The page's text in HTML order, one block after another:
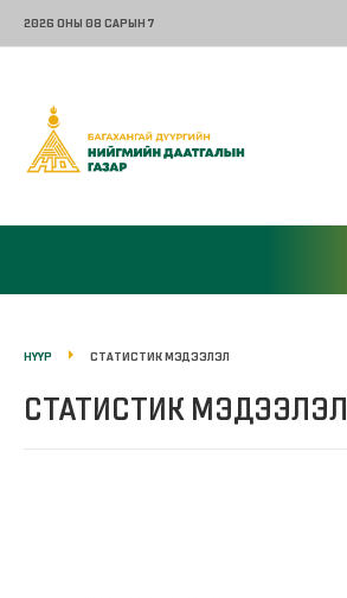
2026 ОНЫ 08 САРЫН 7
НҮҮР СТАТИСТИК МЭДЭЭЛЭЛ
СТАТИСТИК МЭДЭЭЛЭЛ